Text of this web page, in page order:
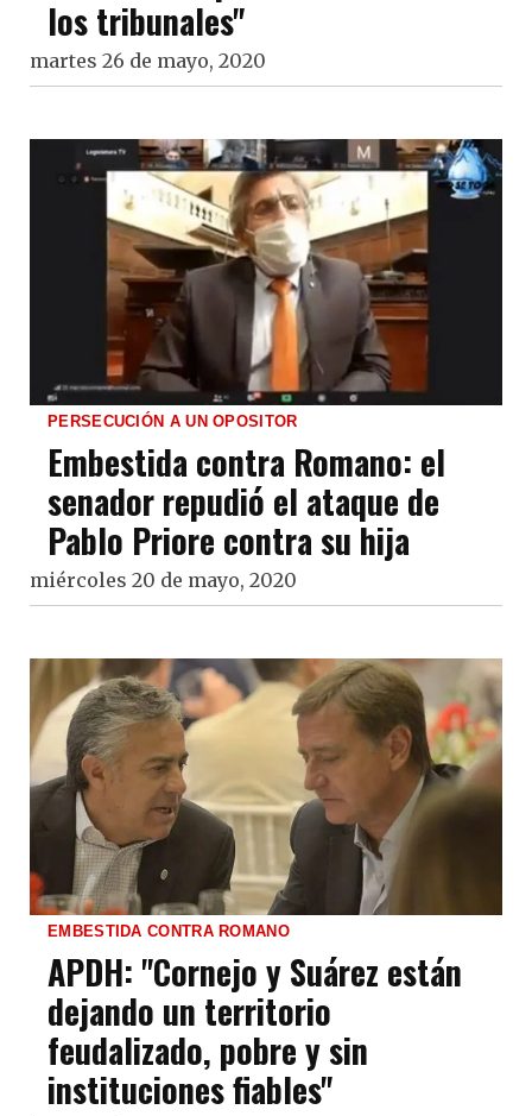
los tribunales"
martes 26 de mayo, 2020
PERSECUCIÓN A UN OPOSITOR
Embestida contra Romano: el
senador repudió el ataque de
Pablo Priore contra su hija
miércoles 20 de mayo, 2020
EMBESTIDA CONTRA ROMANO
APDH: "Cornejo y Suárez están
dejando un territorio
feudalizado, pobre y sin
instituciones fiables"